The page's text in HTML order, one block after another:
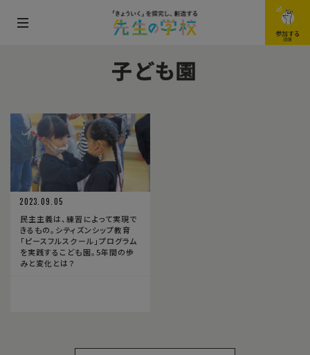
メ
開
す
る
参加する
JOIN
子ども園
2023.09.05
民主主義は、練習によって実現で
きるもの。シティズンシップ教育
「ピースフルスクール」プログラム
を実践するこども園。5年間の歩
みと変化とは？